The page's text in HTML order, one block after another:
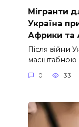
Мігранти
Україна
Африки та
Після війни
масштабною
0 33